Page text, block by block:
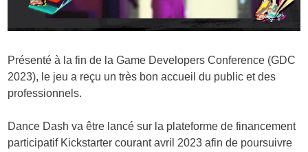
Présenté à la fin de la Game Developers Conference (GDC
2023), le jeu a reçu un très bon accueil du public et des
professionnels.
Dance Dash va être lancé sur la plateforme de financement
participatif Kickstarter courant avril 2023 afin de poursuivre